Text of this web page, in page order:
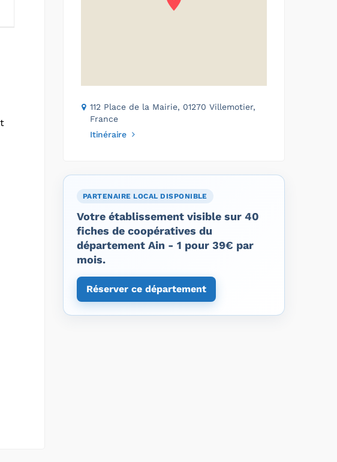
112 Place de la Mairie, 01270 Villemotier,
France
Itinéraire
PARTENAIRE LOCAL DISPONIBLE
Votre établissement visible sur 40
fiches de coopératives du
département Ain - 1 pour 39€ par
mois.
Réserver ce département